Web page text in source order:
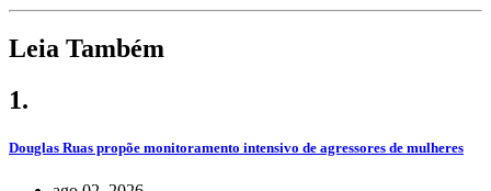
Leia Também
1.
Douglas Ruas propõe monitoramento intensivo de agressores de mulheres